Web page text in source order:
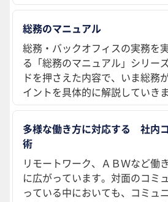
総務のマニュアル
総務・バックオフィスの実務を
る「総務のマニュアル」シリー
ドを押さえた内容で、いま総務
イントを具体的に解説していきま
多様な働き方に対応する 社内
術
リモートワーク、ＡＢＷなど働
に広がっています。対面のコミ
っている中においても、コミュ